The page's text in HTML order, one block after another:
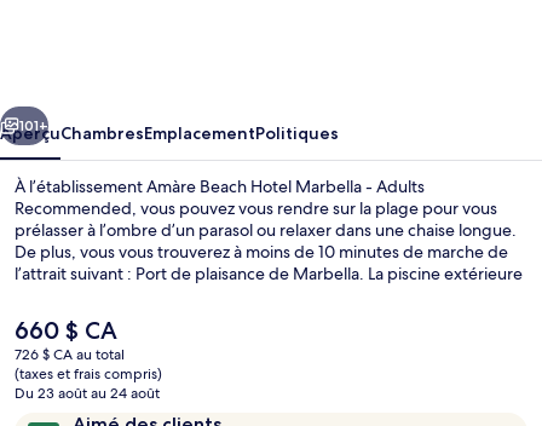
Marbella
-
Adults
Recommended
Suivant
101+
AperçuChambresEmplacementPolitiques
À l’établissement Amàre Beach Hotel Marbella - Adults
Recommended, vous pouvez vous rendre sur la plage pour vous
prélasser à l’ombre d’un parasol ou relaxer dans une chaise longue.
De plus, vous vous trouverez à moins de 10 minutes de marche de
l’attrait suivant : Port de plaisance de Marbella. La piscine extérieure
faire dorloter? Visitez alors le spa et profitez des massages, des
soins du visage et de l’hydrothérapie. Proposant une cuisine
internationale, Mare Nostrum est l’un des 3 restaurants et des 2
bars-salons. Un bar attenant à la piscine, un centre d’entraînement
physique et une baignoire à remous sont d’autres points saillants.
Le
prix
actuel
est
de 660 $ CA
660 $ CA
726 $ CA au total
(taxes et frais compris)
Du 23 août au 24 août